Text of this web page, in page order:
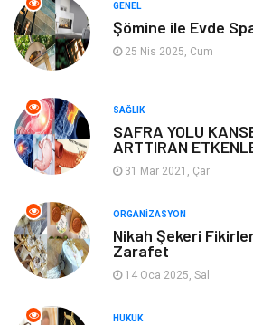
Mobilya Genel
Ev İşleri
Astroloji
cep telefonu
ekonomik
genel sağlık
GENEL
Şömine ile Evde
25 Nis 2025, Cum
SAĞLIK
SAFRA YOLU
ARTTIRAN
31 Mar 2021, Çar
ORGANIZASYON
Nikah Şekeri
Zarafet
14 Oca 2025, Sal
HUKUK